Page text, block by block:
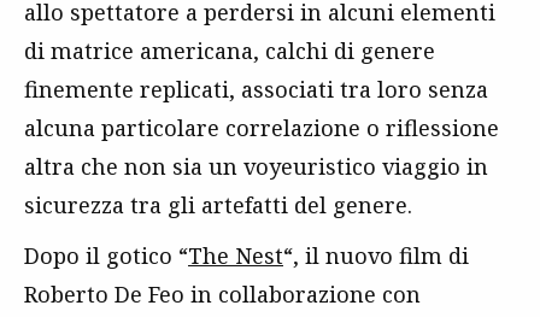
allo spettatore a perdersi in alcuni elementi
di matrice americana, calchi di genere
finemente replicati, associati tra loro senza
alcuna particolare correlazione o riflessione
altra che non sia un voyeuristico viaggio in
sicurezza tra gli artefatti del genere.
Dopo il gotico “The Nest“, il nuovo film di
Roberto De Feo in collaborazione con